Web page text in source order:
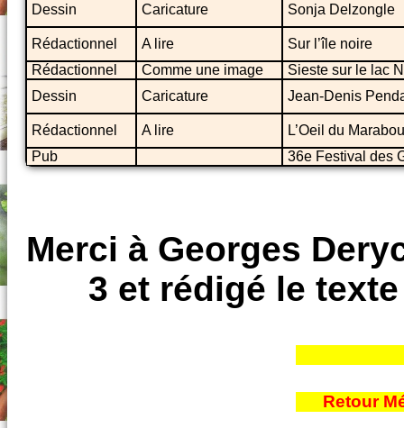
Dessin
Caricature Sonja Delzongle
Rédactionnel A lire
Sur l’île noire
Rédactionnel
Comme une image
Sieste sur le lac
Dessin
Caricature Jean-Denis
Rédactionnel A lire
L’Oeil du
Pub
36e Festival des
Merci à Georges
3 et rédigé le
Retour